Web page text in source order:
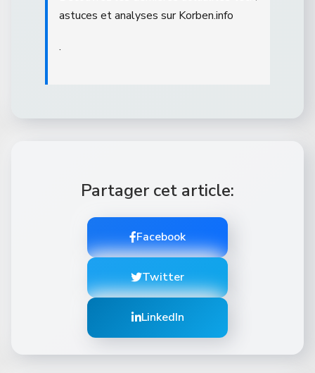
astuces et analyses sur Korben.info
.
Partager cet article:
Facebook
Twitter
LinkedIn